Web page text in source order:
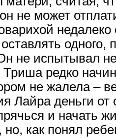
не может
не испытывал
редко
не жалела –
Лайра деньги
и начать
но, как понял